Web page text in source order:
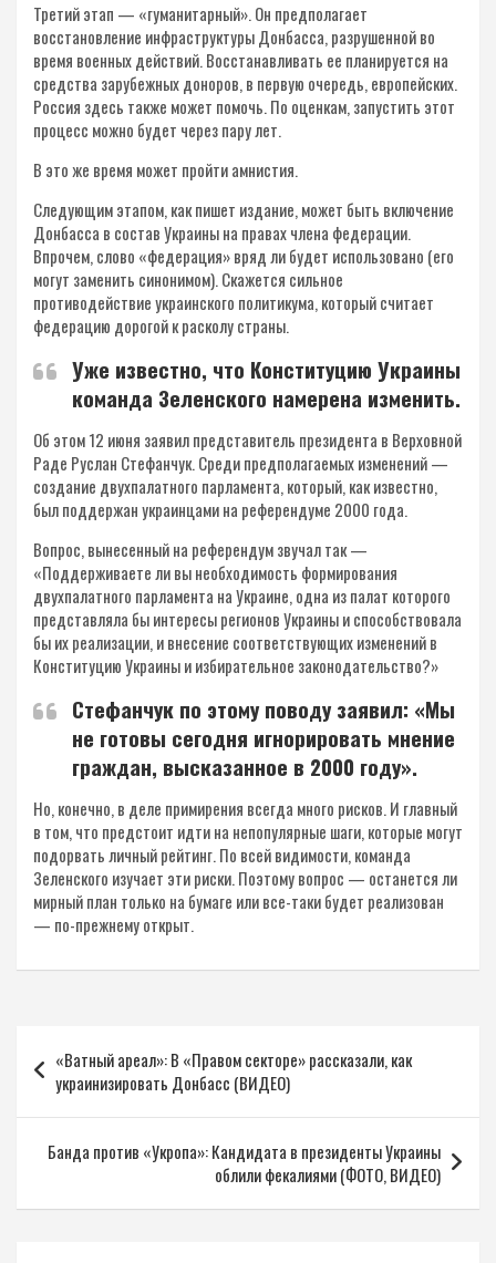
Третий этап — «гуманитарный». Он предполагает
восстановление инфраструктуры Донбасса, разрушенной во
время военных действий. Восстанавливать ее планируется на
средства зарубежных доноров, в первую очередь, европейских.
Россия здесь также может помочь. По оценкам, запустить этот
процесс можно будет через пару лет.
В это же время может пройти амнистия.
Следующим этапом, как пишет издание, может быть включение
Донбасса в состав Украины на правах члена федерации.
Впрочем, слово «федерация» вряд ли будет использовано (его
могут заменить синонимом). Скажется сильное
противодействие украинского политикума, который считает
федерацию дорогой к расколу страны.
Уже известно, что Конституцию Украины
команда Зеленского намерена изменить.
Об этом 12 июня заявил представитель президента в Верховной
Раде Руслан Стефанчук. Среди предполагаемых изменений —
создание двухпалатного парламента, который, как известно,
был поддержан украинцами на референдуме 2000 года.
Вопрос, вынесенный на референдум звучал так —
«Поддерживаете ли вы необходимость формирования
двухпалатного парламента на Украине, одна из палат которого
представляла бы интересы регионов Украины и способствовала
бы их реализации, и внесение соответствующих изменений в
Конституцию Украины и избирательное законодательство?»
Стефанчук по этому поводу заявил: «Мы
не готовы сегодня игнорировать мнение
граждан, высказанное в 2000 году».
Но, конечно, в деле примирения всегда много рисков. И главный
в том, что предстоит идти на непопулярные шаги, которые могут
подорвать личный рейтинг. По всей видимости, команда
Зеленского изучает эти риски. Поэтому вопрос — останется ли
мирный план только на бумаге или все-таки будет реализован
— по-прежнему открыт.
по
записям
«Ватный ареал»: В «Правом секторе» рассказали, как
украинизировать Донбасс (ВИДЕО)
Банда против «Укропа»: Кандидата в президенты Украины
облили фекалиями (ФОТО, ВИДЕО)